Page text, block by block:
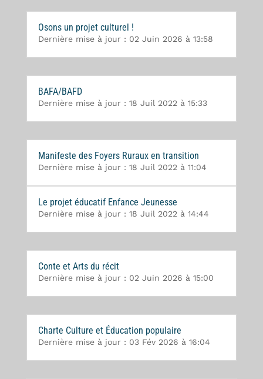
Osons un projet culturel !
Dernière mise à jour : 02 Juin 2026 à 13:58
BAFA/BAFD
Dernière mise à jour : 18 Juil 2022 à 15:33
Manifeste des Foyers Ruraux en transition
Dernière mise à jour : 18 Juil 2022 à 11:04
Le projet éducatif Enfance Jeunesse
Dernière mise à jour : 18 Juil 2022 à 14:44
Conte et Arts du récit
Dernière mise à jour : 02 Juin 2026 à 15:00
Charte Culture et Éducation populaire
Dernière mise à jour : 03 Fév 2026 à 16:04